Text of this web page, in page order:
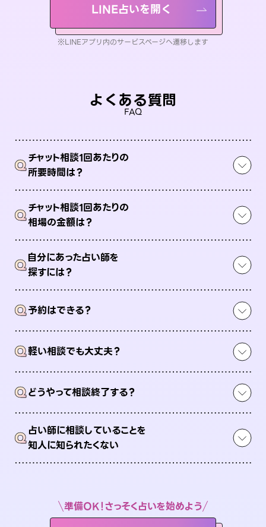
LINE占いを開く
※LINEアプリ内のサービスページへ遷移します
よくある質問
FAQ
Qチャット相談1回あたりの
所要時間は？
Qチャット相談1回あたりの
相場の金額は？
Q自分にあった占い師を
探すには？
Q予約はできる？
Q軽い相談でも大丈夫？
Qどうやって相談終了する？
Q占い師に相談していることを
知人に知られたくない
準備OK！さっそく占いを始めよう